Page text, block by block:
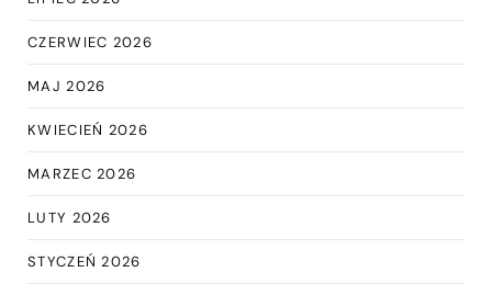
CZERWIEC 2026
MAJ 2026
KWIECIEŃ 2026
MARZEC 2026
LUTY 2026
STYCZEŃ 2026